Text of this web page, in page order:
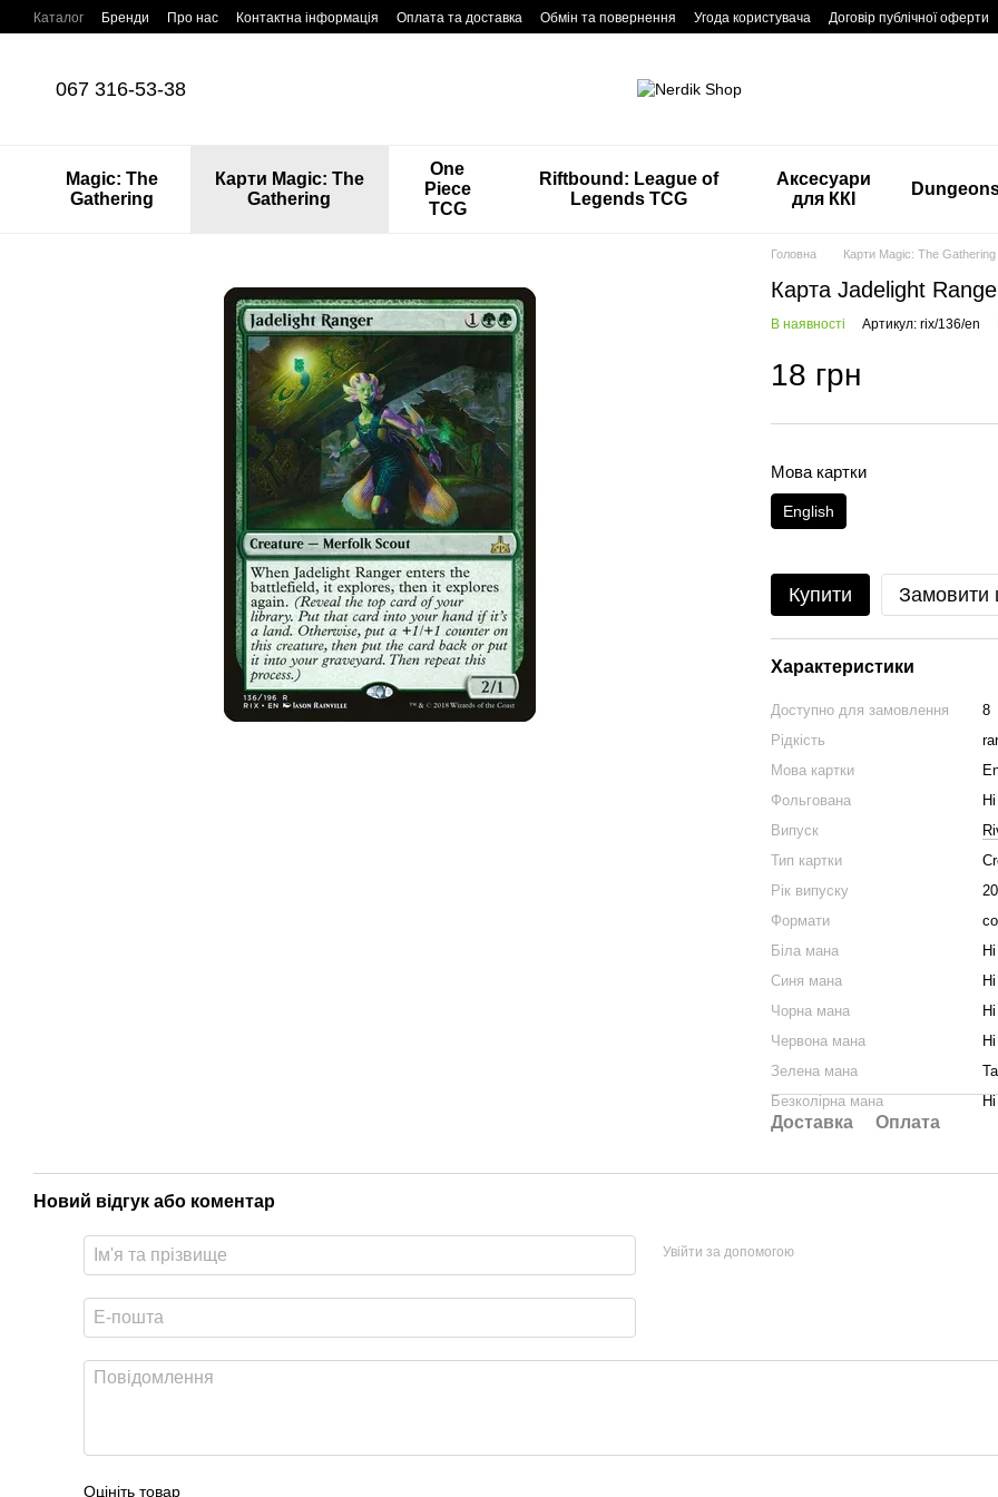
Перейти до основного контенту
Каталог Бренди Про нас Контактна інформація Оплата та доставка Обмін та повернення Угода користувача Договір публічної оферти
067 316-53-38
Magic: The
Gathering
Карти Magic: The
Gathering
One
Piece
TCG
Riftbound: League of
Legends TCG
Аксесуари
для ККІ
Головна Карти Magic: The Gathering
Карта Jadelight
В наявності Артикул: rix/136/en
18 грн
Мова картки
English
Купити Замовити
Характеристики
Доступно для замовлення
8
Рідкість
Мова картки
Фольгована
Ні
Випуск
Тип картки
Рік випуску
Формати
Біла мана
Ні
Синя мана
Ні
Чорна мана
Ні
Червона мана
Ні
Зелена мана
Безколірна мана
Ні
Доставка Оплата
Новий відгук або коментар
Увійти за допомогою
Оцініть товар